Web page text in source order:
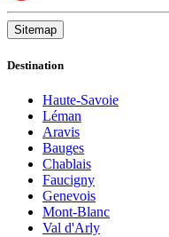
Sitemap
Destination
Haute-Savoie
Léman
Aravis
Bauges
Chablais
Faucigny
Genevois
Mont-Blanc
Val d'Arly